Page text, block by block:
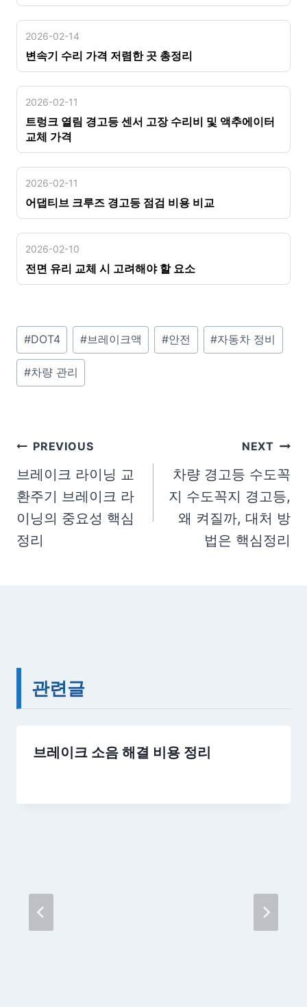
2026-02-14
변속기 수리 가격 저렴한 곳 총정리
2026-02-11
트렁크 열림 경고등 센서 고장 수리비 및 액추에이터
교체 가격
2026-02-11
어댑티브 크루즈 경고등 점검 비용 비교
2026-02-10
전면 유리 교체 시 고려해야 할 요소
P
o
a
s
:
#DOT4 #브레이크액 #안전 #자동차 정비
#차량 관리
글
탐
색
PREVIOUS
브레이크 라이닝 교
환주기 브레이크 라
이닝의 중요성 핵심
정리
NEXT
차량 경고등 수도꼭
지 수도꼭지 경고등,
왜 켜질까, 대처 방
법은 핵심정리
관련글
브레이크 소음 해결 비용 정리